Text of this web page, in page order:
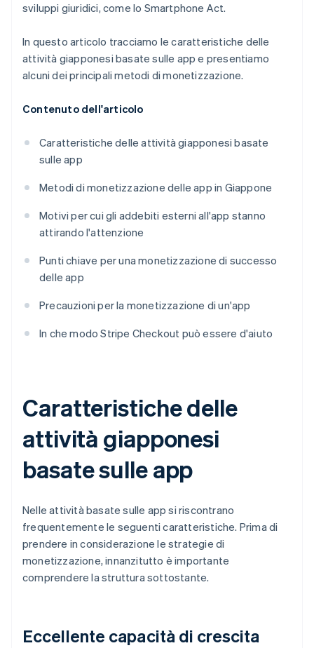
sviluppi giuridici, come lo Smartphone Act.
In questo articolo tracciamo le caratteristiche delle
attività giapponesi basate sulle app e presentiamo
alcuni dei principali metodi di monetizzazione.
Contenuto dell'articolo
Caratteristiche delle attività giapponesi basate
sulle app
Metodi di monetizzazione delle app in Giappone
Motivi per cui gli addebiti esterni all'app stanno
attirando l'attenzione
Punti chiave per una monetizzazione di successo
delle app
Precauzioni per la monetizzazione di un'app
In che modo Stripe Checkout può essere d'aiuto
Caratteristiche delle
attività giapponesi
basate sulle app
Nelle attività basate sulle app si riscontrano
frequentemente le seguenti caratteristiche. Prima di
prendere in considerazione le strategie di
monetizzazione, innanzitutto è importante
comprendere la struttura sottostante.
Eccellente capacità di crescita